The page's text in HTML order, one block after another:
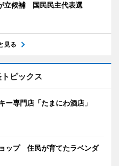
立候補 国民民主代表選
見る
ピックス
ー専門店「たまにわ酒店」
ップ 住民が育てたラベンダ